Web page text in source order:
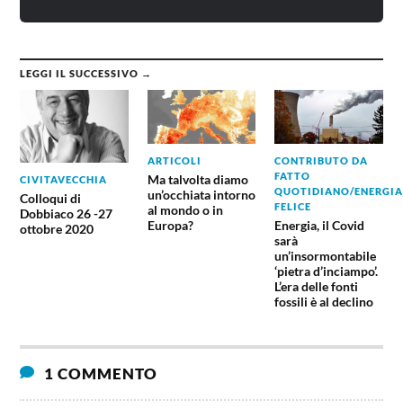
LEGGI IL SUCCESSIVO →
CIVITAVECCHIA
Colloqui di
Dobbiaco 26 -27
ottobre 2020
ARTICOLI
Ma talvolta diamo
un’occhiata intorno
al mondo o in
Europa?
CONTRIBUTO DA
FATTO
QUOTIDIANO/ENERGIA
FELICE
Energia, il Covid
sarà
un’insormontabile
‘pietra d’inciampo’.
L’era delle fonti
fossili è al declino
1 COMMENTO